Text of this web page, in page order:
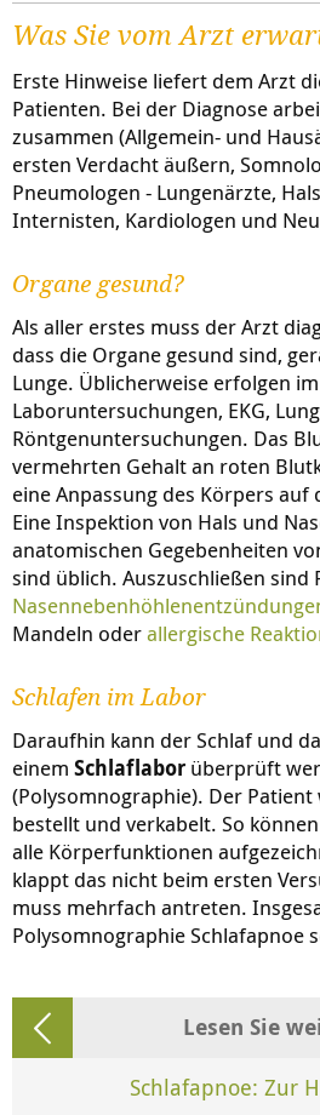
Was Sie vom Arzt
Erste Hinweise liefert dem Arzt
Patienten. Bei der Diagnose
zusammen (Allgemein- und
ersten Verdacht äußern,
Pneumologen - Lungenärzte,
Internisten, Kardiologen und
Organe gesund?
Als aller erstes muss der Arzt
dass die Organe gesund sind,
Lunge. Üblicherweise erfolgen
Laboruntersuchungen, EKG,
Röntgenuntersuchungen. Das
vermehrten Gehalt an roten
eine Anpassung des Körpers
Eine Inspektion von Hals und
anatomischen Gegebenheiten
sind üblich. Auszuschließen sind
Mandeln oderallergische
Schlafen im Labor
Daraufhin kann der Schlaf und
einem Schlaflabor überprüft
(Polysomnographie). Der
bestellt und verkabelt. So
alle Körperfunktionen
klappt das nicht beim ersten
muss mehrfach antreten.
Polysomnographie Schlafapnoe
Lesen Sie
Schlafapnoe: Zur